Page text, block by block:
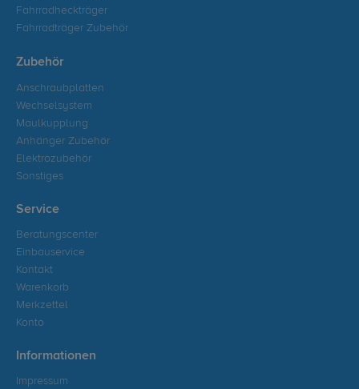
Fahrradheckträger
Fahrradträger Zubehör
Zubehör
Anschraubplatten
Wechselsystem
Maulkupplung
Anhänger Zubehör
Elektrozubehör
Sonstiges
Service
Beratungscenter
Einbauservice
Kontakt
Warenkorb
Merkzettel
Konto
Informationen
Impressum